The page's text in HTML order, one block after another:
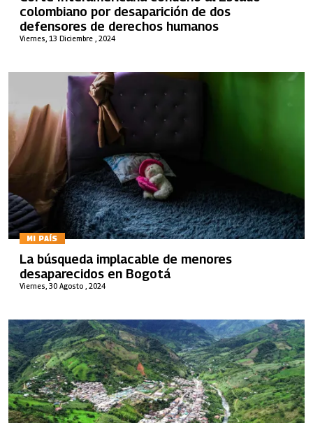
Viernes, 13 Diciembre , 2024
colombiano por desaparición de dos
defensores de derechos humanos
MI PAÍS
Viernes, 30 Agosto , 2024
La búsqueda implacable de menores
desaparecidos en Bogotá